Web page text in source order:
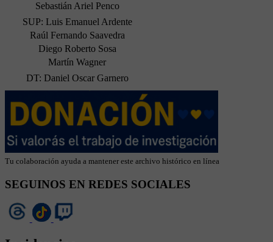
Sebastián Ariel Penco
SUP: Luis Emanuel Ardente
Raúl Fernando Saavedra
Diego Roberto Sosa
Martín Wagner
DT: Daniel Oscar Garnero
Tu colaboración ayuda a mantener este archivo histórico en línea
SEGUINOS EN REDES SOCIALES